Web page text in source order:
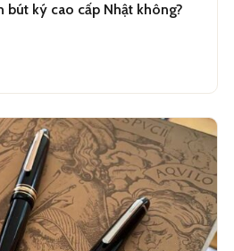
bút ký cao cấp Nhật không?